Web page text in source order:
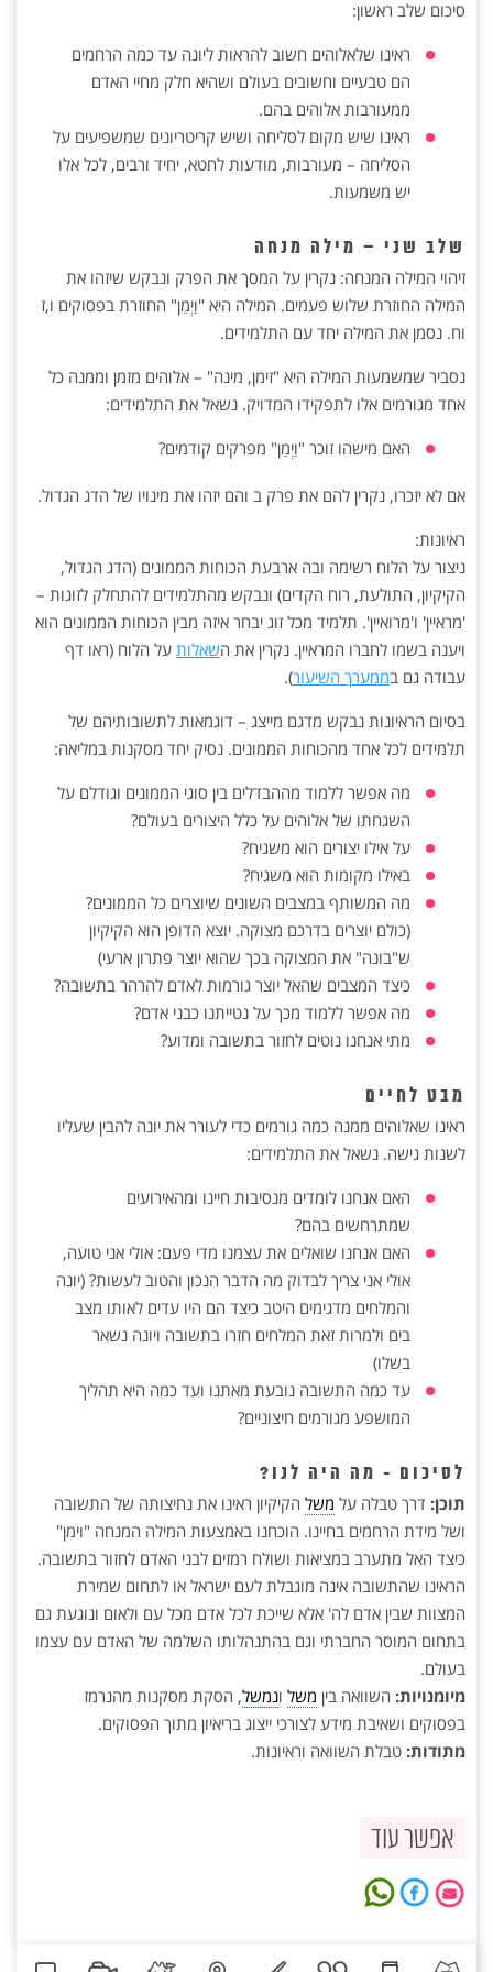
סיכום שלב ראשון:
ראינו שלאלוהים חשוב להראות ליונה עד כמה הרחמים
הם טבעיים וחשובים בעולם ושהיא חלק מחיי האדם
ממעורבות אלוהים בהם.
ראינו שיש מקום לסליחה ושיש קריטריונים שמשפיעים על
הסליחה – מעורבות, מודעות לחטא, יחיד ורבים, לכל אלו
יש משמעות.
שלב שני – מילה מנחה
זיהוי המילה המנחה: נקרין על המסך את הפרק ונבקש שיזהו את
המילה החוזרת שלוש פעמים. המילה היא "וַיְמַן" החוזרת בפסוקים ו,ז
וח. נסמן את המילה יחד עם התלמידים.
נסביר שמשמעות המילה היא "זימן, מינה" – אלוהים מזמן וממנה כל
אחד מגורמים אלו לתפקידו המדויק. נשאל את התלמידים:
האם מישהו זוכר "וַיְמַן" מפרקים קודמים?
אם לא יזכרו, נקרין להם את פרק ב והם יזהו את מינויו של הדג הגדול.
ראיונות:
ניצור על הלוח רשימה ובה ארבעת הכוחות הממונים (הדג הגדול,
הקיקיון, התולעת, רוח הקדים) ונבקש מהתלמידים להתחלק לזוגות –
'מראיין' ו'מרואיין'. תלמיד מכל זוג יבחר איזה מבין הכוחות הממונים הוא
ויענה בשמו לחברו המראיין. נקרין את השאלות על הלוח (ראו דף
עבודה גם בממערך השיעור).
בסיום הראיונות נבקש מדגם מייצג – דוגמאות לתשובותיהם של
תלמידים לכל אחד מהכוחות הממונים. נסיק יחד מסקנות במליאה:
מה אפשר ללמוד מההבדלים בין סוגי הממונים וגודלם על
השגחתו של אלוהים על כלל היצורים בעולם?
על אילו יצורים הוא משגיח?
באילו מקומות הוא משגיח?
מה המשותף במצבים השונים שיוצרים כל הממונים?
(כולם יוצרים בדרכם מצוקה. יוצא הדופן הוא הקיקיון
ש"בונה" את המצוקה בכך שהוא יוצר פתרון ארעי)
כיצד המצבים שהאל יוצר גורמות לאדם להרהר בתשובה?
מה אפשר ללמוד מכך על נטייתנו כבני אדם?
מתי אנחנו נוטים לחזור בתשובה ומדוע?
מבט לחיים
ראינו שאלוהים ממנה כמה גורמים כדי לעורר את יונה להבין שעליו
לשנות גישה. נשאל את התלמידים:
האם אנחנו לומדים מנסיבות חיינו ומהאירועים
שמתרחשים בהם?
האם אנחנו שואלים את עצמנו מדי פעם: אולי אני טועה,
אולי אני צריך לבדוק מה הדבר הנכון והטוב לעשות? (יונה
והמלחים מדגימים היטב כיצד הם היו עדים לאותו מצב
בים ולמרות זאת המלחים חזרו בתשובה ויונה נשאר
בשלו)
עד כמה התשובה נובעת מאתנו ועד כמה היא תהליך
המושפע מגורמים חיצוניים?
לסיכום - מה היה לנו?
תוכן: דרך טבלה על משל הקיקיון ראינו את נחיצותה של התשובה
ושל מידת הרחמים בחיינו. הוכחנו באמצעות המילה המנחה "וימן"
כיצד האל מתערב במציאות ושולח רמזים לבני האדם לחזור בתשובה.
הראינו שהתשובה אינה מוגבלת לעם ישראל או לתחום שמירת
המצוות שבין אדם לה' אלא שייכת לכל אדם מכל עם ולאום ונוגעת גם
בתחום המוסר החברתי וגם בהתנהלותו השלמה של האדם עם עצמו
בעולם.
מיומנויות: השוואה בין משל ונמשל, הסקת מסקנות מהנרמז
בפסוקים ושאיבת מידע לצורכי ייצוג בריאיון מתוך הפסוקים.
מתודות: טבלת השוואה וראיונות.
אפשר עוד